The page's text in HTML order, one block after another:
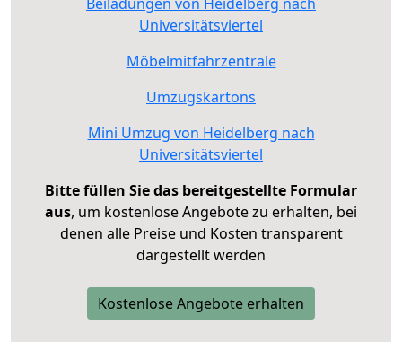
Universitätsviertel
Möbelmitfahrzentrale
Umzugskartons
Mini Umzug von Heidelberg nach
Universitätsviertel
Bitte füllen Sie das bereitgestellte Formular
aus, um kostenlose Angebote zu erhalten, bei
denen alle Preise und Kosten transparent
dargestellt werden
Kostenlose Angebote erhalten